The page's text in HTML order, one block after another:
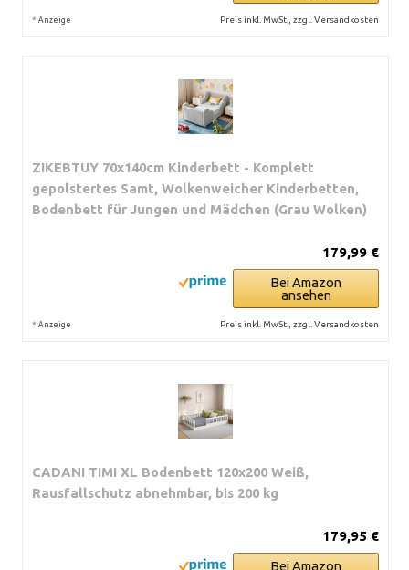
* Anzeige Preis inkl. MwSt., zzgl. Versandkosten
ZIKEBTUY 70x140cm Kinderbett - Komplett
gepolstertes Samt, Wolkenweicher Kinderbetten,
Bodenbett für Jungen und Mädchen (Grau Wolken)
179,99 €
Bei Amazon
ansehen
* Anzeige Preis inkl. MwSt., zzgl. Versandkosten
CADANI TIMI XL Bodenbett 120x200 Weiß,
Rausfallschutz abnehmbar, bis 200 kg
179,95 €
Bei Amazon